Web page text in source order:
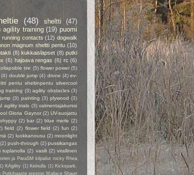
(48) sheltti
(47)
agility training (19) puomi
running contacts (12) dogwalk
magnum sheltti pentu (10)
(8) kukkaislapset (8) putki
(6) hajoava rengas (6) rc (6)
tire (5) flower power (5)
(4) double jump (4) drone (4) ev-
pentu sheltinpentu silvercool
training (3) agility obstacles (3)
(3) painting (3) plywood (3)
agility trials (3) valmentajakurssi
Gloria Gaynor (2) UV-suojattu
(2) bar (2) blue merle (2)
field (2) flower field (2) fun (2)
(2) luokkanousu (2) moonlight
(2) push-through (2) pussikangas
tuplanolla (2) vasili (2) virallinen
ja ParaSM kilpailut rocky Rhea
KAgility (1) Keinulla (1) Kickspark.
Putkihaaste preston Wallace Shaun